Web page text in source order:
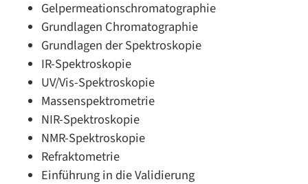
Gelpermeationschromatographie
Grundlagen Chromatographie
Grundlagen der Spektroskopie
IR-Spektroskopie
UV/Vis-Spektroskopie
Massenspektrometrie
NIR-Spektroskopie
NMR-Spektroskopie
Refraktometrie
Einführung in die Validierung